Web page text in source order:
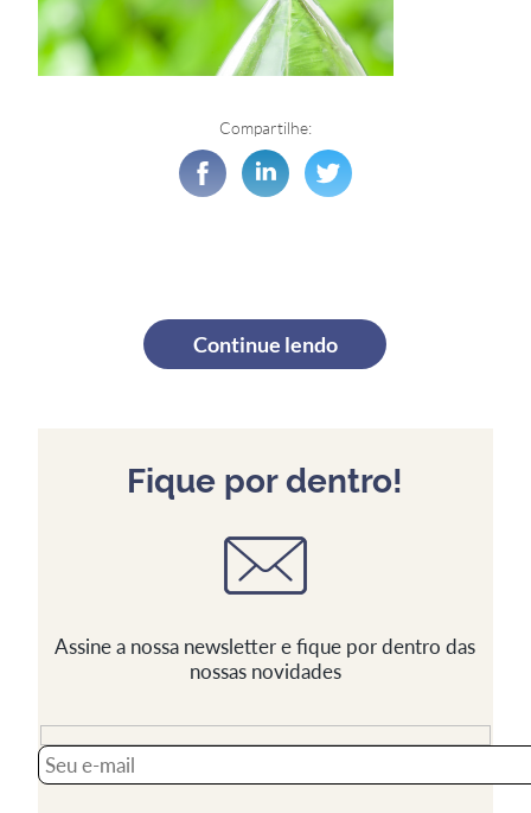
Compartilhe:
Continue lendo
Fique por dentro!
Assine a nossa newsletter e fique por dentro das
nossas novidades